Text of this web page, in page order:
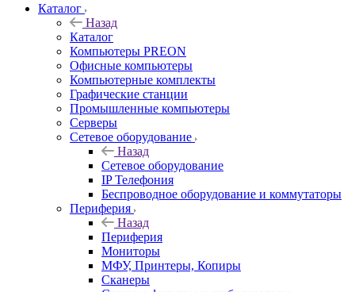
Каталог
Назад
Каталог
Компьютеры PREON
Офисные компьютеры
Компьютерные комплекты
Графические станции
Промышленные компьютеры
Серверы
Сетевое оборудование
Назад
Сетевое оборудование
IP Телефония
Беспроводное оборудование и коммутаторы
Периферия
Назад
Периферия
Мониторы
МФУ, Принтеры, Копиры
Сканеры